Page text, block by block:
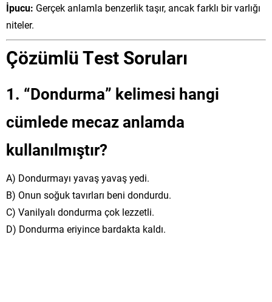
İpucu: Gerçek anlamla benzerlik taşır, ancak farklı bir varlığı
niteler.
Çözümlü Test Soruları
1. “Dondurma” kelimesi hangi
cümlede mecaz anlamda
kullanılmıştır?
A) Dondurmayı yavaş yavaş yedi.
B) Onun soğuk tavırları beni dondurdu.
C) Vanilyalı dondurma çok lezzetli.
D) Dondurma eriyince bardakta kaldı.